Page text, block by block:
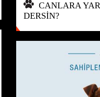
CANLARA
DERSİN?